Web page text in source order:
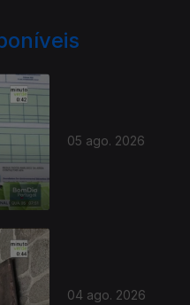
05 ago. 2026
04 ago. 2026